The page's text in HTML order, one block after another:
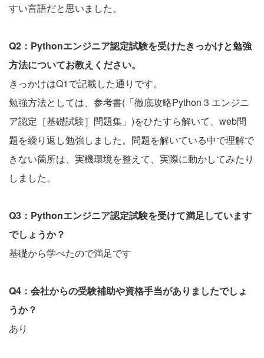
すい言語だと思いました。
Q2：Pythonエンジニア認定試験を受けたきっかけと勉強
方法についてお教えください。
きっかけはQ1で記載した通りです。
勉強方法としては、参考書(「徹底攻略Python 3 エンジニ
ア認定［基礎試験］問題集」)をひたすら解いて、web問
題を繰り返し勉強しました。問題を解いている中で理解で
きない箇所は、実機環境を整えて、実際に動かしてみたり
しました。
Q3：Pythonエンジニア認定試験を受けて満足しています
でしょうか？
基礎から学べたので満足です
Q4：会社からの受験補助や資格手当がありましたでしょ
うか？
あり